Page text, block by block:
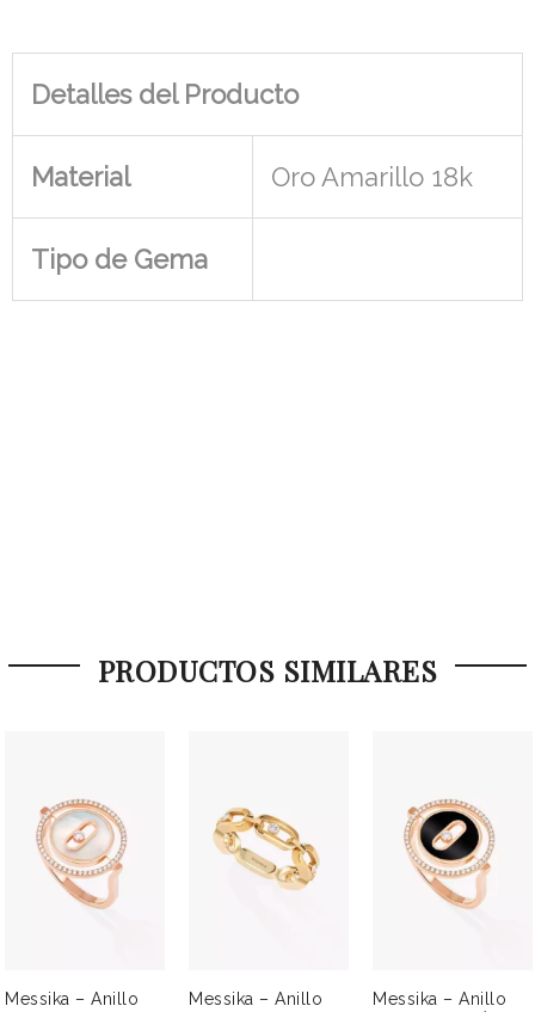
Detalles del Producto
Material Oro Amarillo 18k
Tipo de Gema
PRODUCTOS SIMILARES
Messika – Anillo
Messika – Anillo
Messika – Anillo